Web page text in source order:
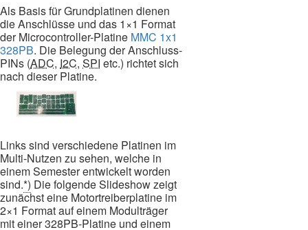
Als Basis für Grundplatinen dienen
die Anschlüsse und das 1×1 Format
der Microcontroller-Platine MMC 1x1
328PB. Die Belegung der Anschluss-
PINs (ADC, I2C, SPI etc.) richtet sich
nach dieser Platine.
Links sind verschiedene Platinen im
Multi-Nutzen zu sehen, welche in
einem Semester entwickelt worden
sind.*) Die folgende Slideshow zeigt
zunächst eine Motortreiberplatine im
2×1 Format auf einem Modulträger
mit einer 328PB-Platine und einem